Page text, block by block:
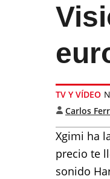
TV Y VÍDEO
Carlos
Xgimi ha
precio te
sonido